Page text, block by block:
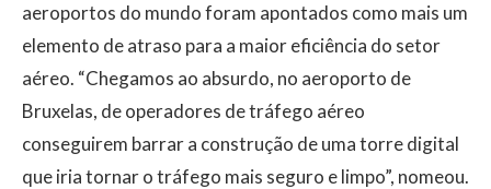
aeroportos do mundo foram apontados como mais um
elemento de atraso para a maior eficiência do setor
aéreo. “Chegamos ao absurdo, no aeroporto de
Bruxelas, de operadores de tráfego aéreo
conseguirem barrar a construção de uma torre digital
que iria tornar o tráfego mais seguro e limpo”, nomeou.